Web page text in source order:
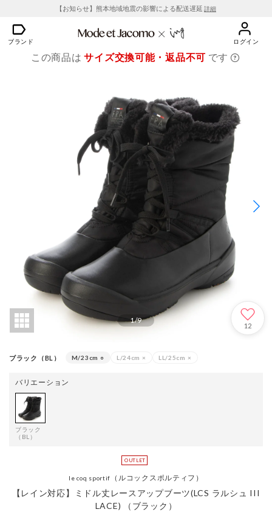
【お知らせ】熊本地域地震の影響による配送遅延 詳細
ブランド ログイン
この商品はサイズ交換可能・返品不可 です
1/9
12
ブラック（BL） M/23cm ○ L/24cm × LL/25cm ×
バリエーション
ブラック
（BL）
le coq sportif （ルコックスポルティフ）
【レイン対応】ミドル丈レースアップブーツ(LCS ラルシュ III
LACE) （ブラック）